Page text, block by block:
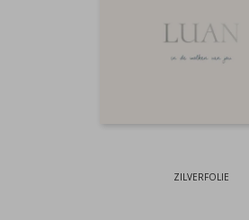
ZILVERFOLIE